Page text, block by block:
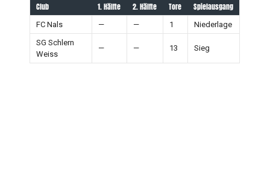
Club 1. Hälfte 2. Hälfte Tore Spielausgang
FC Nals — — 1
Niederlage
SG Schlern
Weiss
— — 13 Sieg